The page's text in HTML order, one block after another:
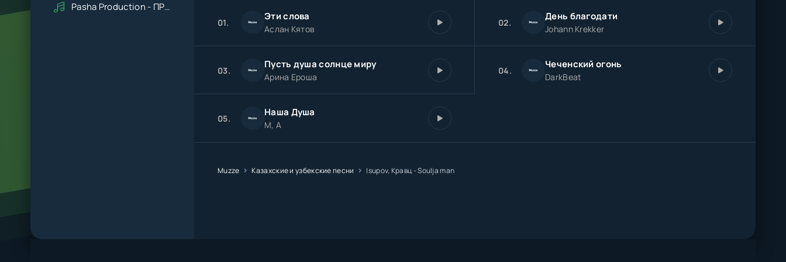
01. Эти слова
Аслан Кятов
02. День благодати
Johann Krekker
03. Пусть душа солнце миру
Арина Ероша
04. Чеченский огонь
DarkBeat
05. Наша Душа
M, A
Muzze Казахские и узбекские песни Isupov, Кравц - Soulja man
Pasha Production - ПРАВДУ СКАЖИ